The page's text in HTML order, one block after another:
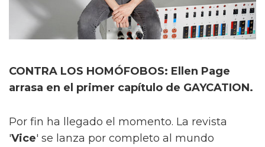
CONTRA LOS HOMÓFOBOS: Ellen Page
arrasa en el primer capítulo de GAYCATION.
Por fin ha llegado el momento. La revista
'Vice' se lanza por completo al mundo